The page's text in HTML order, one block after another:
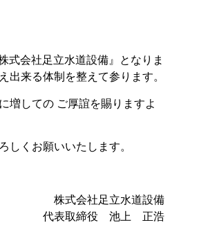
式会社足立水道設備』となりま
来る体制を整えて参ります。
増しての ご厚誼を賜りますよ
くお願いいたします。
株式会社足立水道設備
代表取締役 池上 正浩